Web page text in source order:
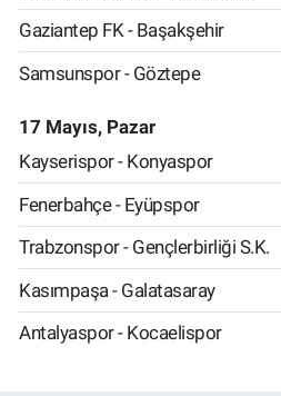
Gaziantep FK - Başakşehir
Samsunspor - Göztepe
17 Mayıs, Pazar
Kayserispor - Konyaspor
Fenerbahçe - Eyüpspor
Trabzonspor - Gençlerbirliği S.K.
Kasımpaşa - Galatasaray
Antalyaspor - Kocaelispor